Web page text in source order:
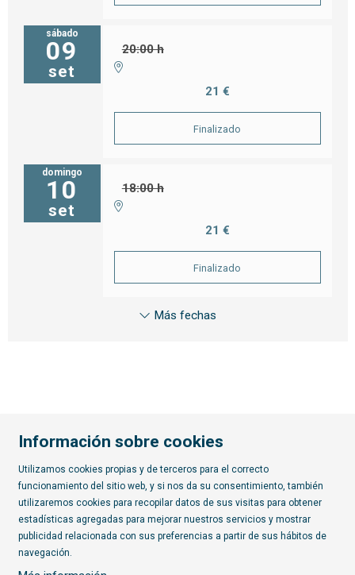
sábado
09
set
20:00 h
21 €
Finalizado
domingo
10
set
18:00 h
21 €
Finalizado
Más fechas
Diapositiva 2 de 7
Suscríbete al boletín
Información sobre cookies
Utilizamos cookies propias y de terceros para el correcto
funcionamiento del sitio web, y si nos da su consentimiento, también
utilizaremos cookies para recopilar datos de sus visitas para obtener
estadísticas agregadas para mejorar nuestros servicios y mostrar
publicidad relacionada con sus preferencias a partir de sus hábitos de
navegación.